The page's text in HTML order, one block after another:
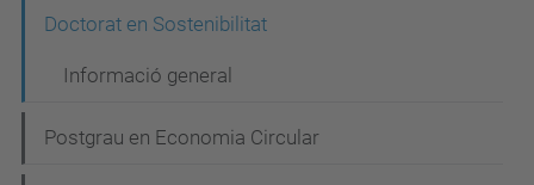
i
ó
Doctorat en Sostenibilitat
Informació general
Postgrau en Economia Circular